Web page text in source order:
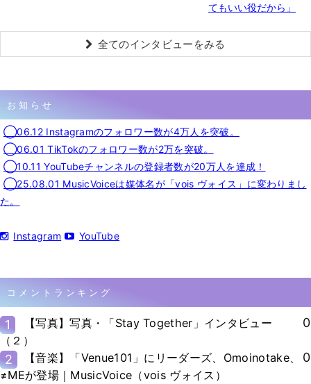
てもいい役だから」
全てのインタビューをみる
お知らせ
◯06.12 Instagramのフォロワー数が4万人を突破。
◯06.01 TikTokのフォロワー数が2万を突破。
◯10.11 YouTubeチャンネルの登録者数が20万人を達成！
◯25.08.01 MusicVoiceは媒体名が「vois ヴォイス」に変わりまし
た。
Instagram YouTube
コメントランキング
1
【写真】写真・「Stay Together」インタビュー
（２）
0
2
【音楽】「Venue101」にリーダーズ、Omoinotake、
≠MEが登場｜MusicVoice（vois ヴォイス）
0